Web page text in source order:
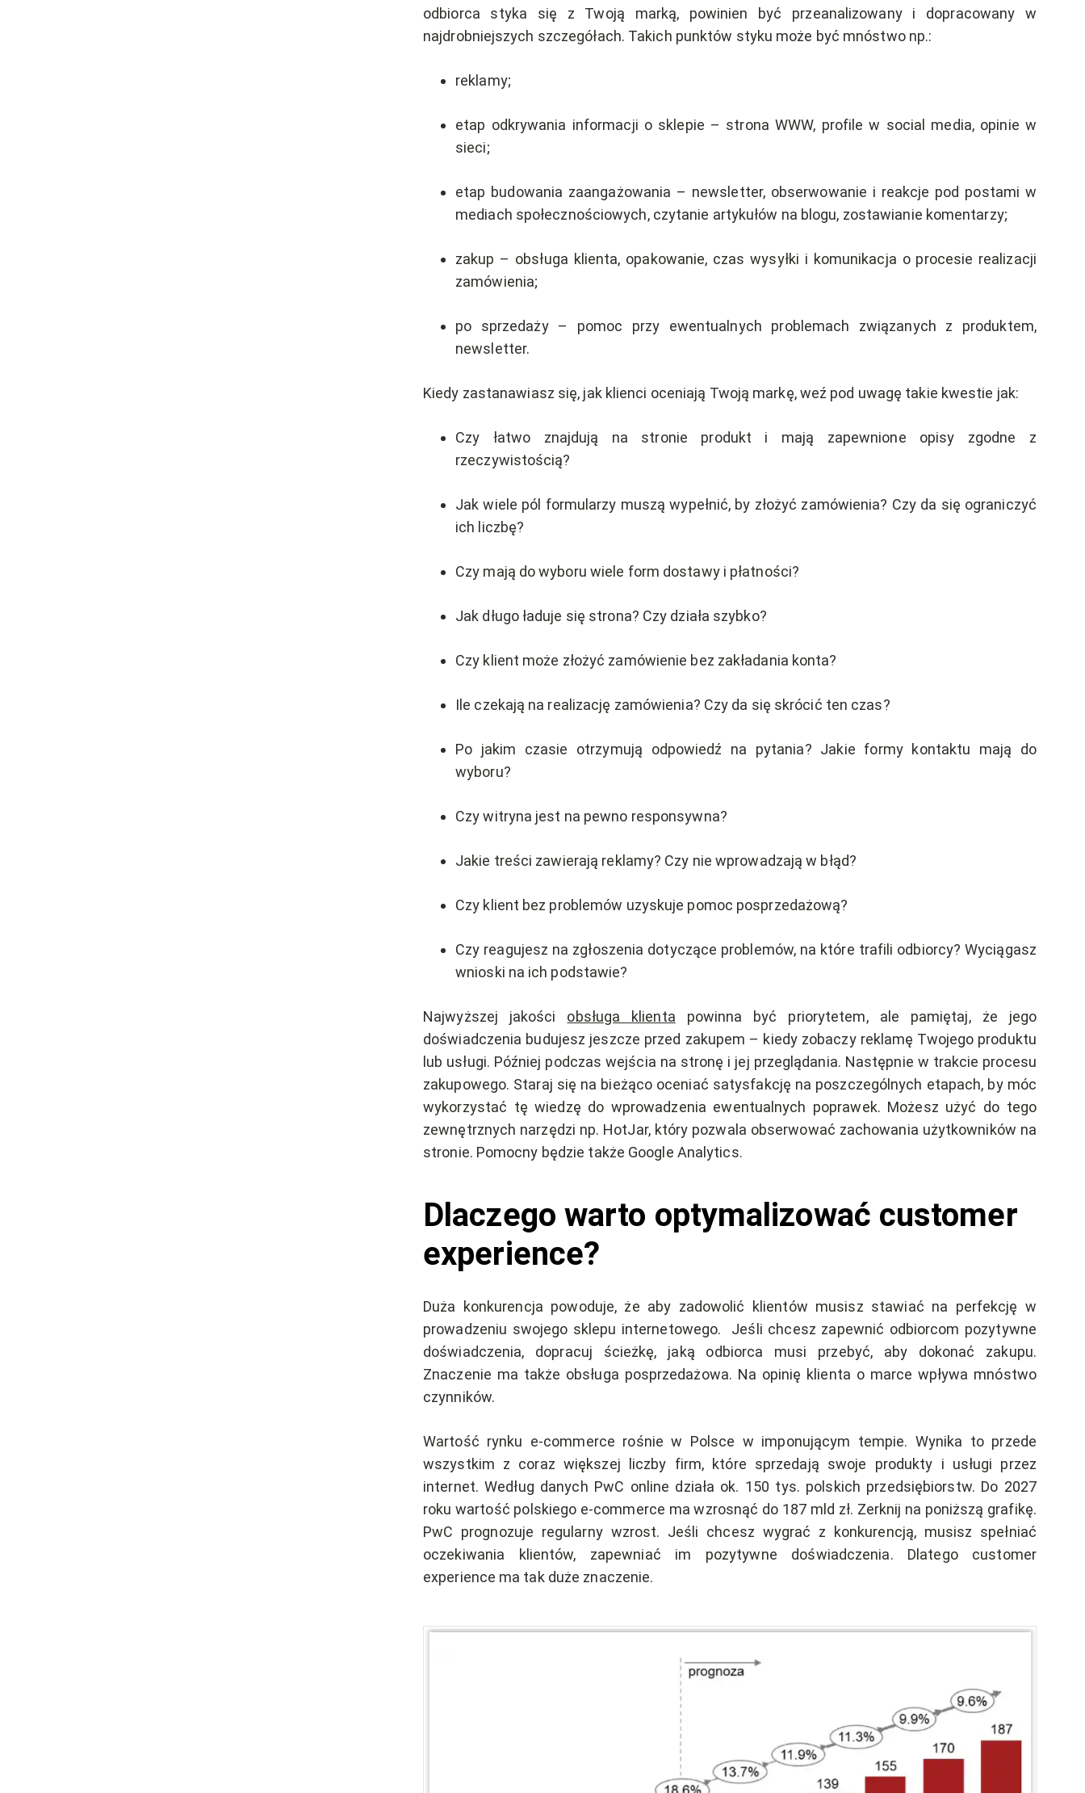
odbiorca styka się z Twoją marką, powinien być przeanalizowany i dopracowany w
najdrobniejszych szczegółach. Takich punktów styku może być mnóstwo np.:
reklamy;
etap odkrywania informacji o sklepie – strona WWW, profile w social media, opinie w
sieci;
etap budowania zaangażowania – newsletter, obserwowanie i reakcje pod postami w
mediach społecznościowych, czytanie artykułów na blogu, zostawianie komentarzy;
zakup – obsługa klienta, opakowanie, czas wysyłki i komunikacja o procesie realizacji
zamówienia;
po sprzedaży – pomoc przy ewentualnych problemach związanych z produktem,
newsletter.
Kiedy zastanawiasz się, jak klienci oceniają Twoją markę, weź pod uwagę takie kwestie jak:
Czy łatwo znajdują na stronie produkt i mają zapewnione opisy zgodne z
rzeczywistością?
Jak wiele pól formularzy muszą wypełnić, by złożyć zamówienia? Czy da się ograniczyć
ich liczbę?
Czy mają do wyboru wiele form dostawy i płatności?
Jak długo ładuje się strona? Czy działa szybko?
Czy klient może złożyć zamówienie bez zakładania konta?
Ile czekają na realizację zamówienia? Czy da się skrócić ten czas?
Po jakim czasie otrzymują odpowiedź na pytania? Jakie formy kontaktu mają do
wyboru?
Czy witryna jest na pewno responsywna?
Jakie treści zawierają reklamy? Czy nie wprowadzają w błąd?
Czy klient bez problemów uzyskuje pomoc posprzedażową?
Czy reagujesz na zgłoszenia dotyczące problemów, na które trafili odbiorcy? Wyciągasz
wnioski na ich podstawie?
Najwyższej jakości obsługa klienta powinna być priorytetem, ale pamiętaj, że jego
doświadczenia budujesz jeszcze przed zakupem – kiedy zobaczy reklamę Twojego produktu
lub usługi. Później podczas wejścia na stronę i jej przeglądania. Następnie w trakcie procesu
zakupowego. Staraj się na bieżąco oceniać satysfakcję na poszczególnych etapach, by móc
wykorzystać tę wiedzę do wprowadzenia ewentualnych poprawek. Możesz użyć do tego
zewnętrznych narzędzi np. HotJar, który pozwala obserwować zachowania użytkowników na
stronie. Pomocny będzie także Google Analytics.
Dlaczego warto optymalizować customer
experience?
Duża konkurencja powoduje, że aby zadowolić klientów musisz stawiać na perfekcję w
prowadzeniu swojego sklepu internetowego. Jeśli chcesz zapewnić odbiorcom pozytywne
doświadczenia, dopracuj ścieżkę, jaką odbiorca musi przebyć, aby dokonać zakupu.
Znaczenie ma także obsługa posprzedażowa. Na opinię klienta o marce wpływa mnóstwo
czynników.
Wartość rynku e-commerce rośnie w Polsce w imponującym tempie. Wynika to przede
wszystkim z coraz większej liczby firm, które sprzedają swoje produkty i usługi przez
internet. Według danych PwC online działa ok. 150 tys. polskich przedsiębiorstw. Do 2027
roku wartość polskiego e-commerce ma wzrosnąć do 187 mld zł. Zerknij na poniższą grafikę.
PwC prognozuje regularny wzrost. Jeśli chcesz wygrać z konkurencją, musisz spełniać
oczekiwania klientów, zapewniać im pozytywne doświadczenia. Dlatego customer
experience ma tak duże znaczenie.